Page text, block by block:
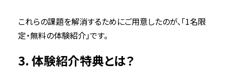
これらの課題を解消するためにご用意したのが、「1名限
定・無料の体験紹介」です。
3. 体験紹介特典とは？